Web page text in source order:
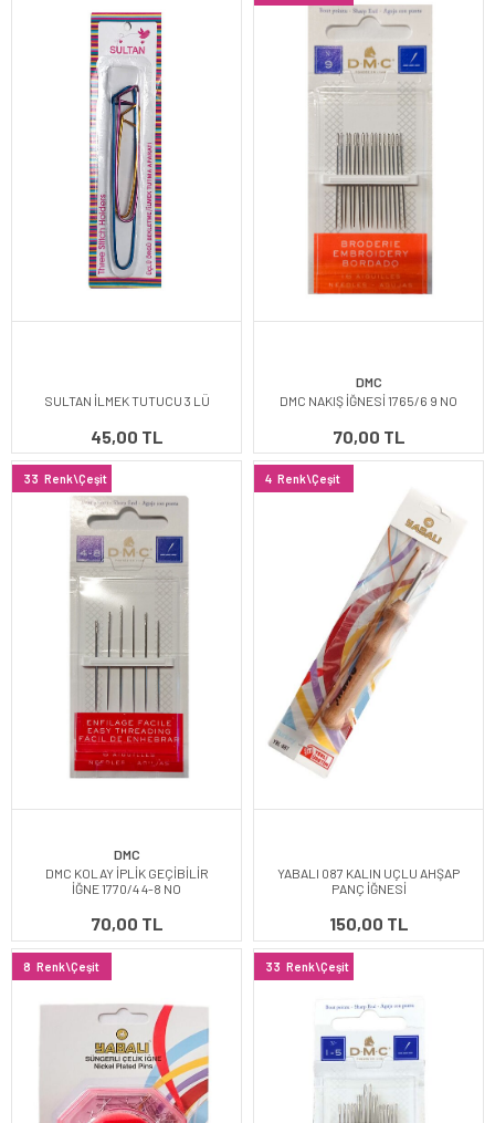
SULTAN İLMEK TUTUCU 3 LÜ
45,00 TL
DMC
DMC NAKIŞ İĞNESİ 1765/6 9 NO
70,00 TL
33 Renk\Çeşit
DMC
DMC KOLAY İPLİK GEÇİBİLİR
İĞNE 1770/4 4-8 NO
70,00 TL
4 Renk\Çeşit
YABALI 087 KALIN UÇLU AHŞAP
PANÇ İĞNESİ
150,00 TL
8 Renk\Çeşit 33 Renk\Çeşit